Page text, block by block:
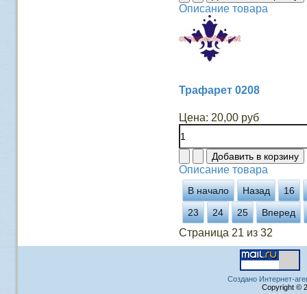
Описание товара
Трафарет 0208
Цена: 20,00 руб
Описание товара
В начало Назад
16
23
24 25 Вперед
Страница 21 из 32
Создано Интернет-
Copyright ©